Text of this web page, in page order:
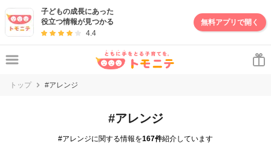
子どもの成長にあった
役立つ情報が見つかる
4.4
無料アプリで開く
トップ #アレンジ
#アレンジ
#アレンジに関する情報を167件紹介しています